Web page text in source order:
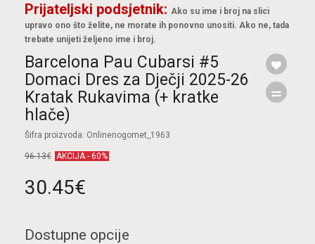
Prijateljski podsjetnik: Ako su ime i broj na slici
upravo ono što želite, ne morate ih ponovno unositi. Ako ne, tada
trebate unijeti željeno ime i broj.
Barcelona Pau Cubarsi #5
Domaci Dres za Dječji 2025-26
Kratak Rukavima (+ kratke
hlače)
Šifra proizvoda: Onlinenogomet_1963
96.13€ AKCIJA - 60%
30.45€
Dostupne opcije